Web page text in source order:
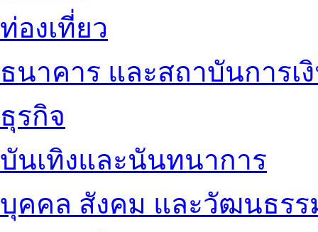
ท่องเที่ยว
ธนาคาร และสถาบันการเ
ธุรกิจ
บันเทิงและนันทนาการ
บุคคล สังคม และวัฒนธรร